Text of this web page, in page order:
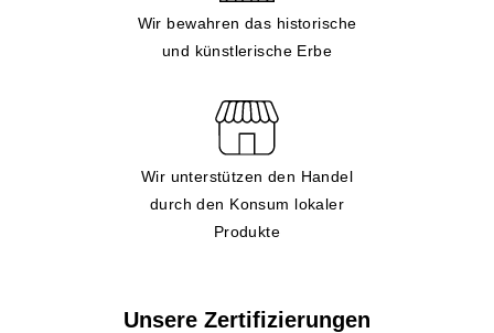
Wir bewahren das historische
und künstlerische Erbe
Wir unterstützen den Handel
durch den Konsum lokaler
Produkte
Unsere Zertifizierungen